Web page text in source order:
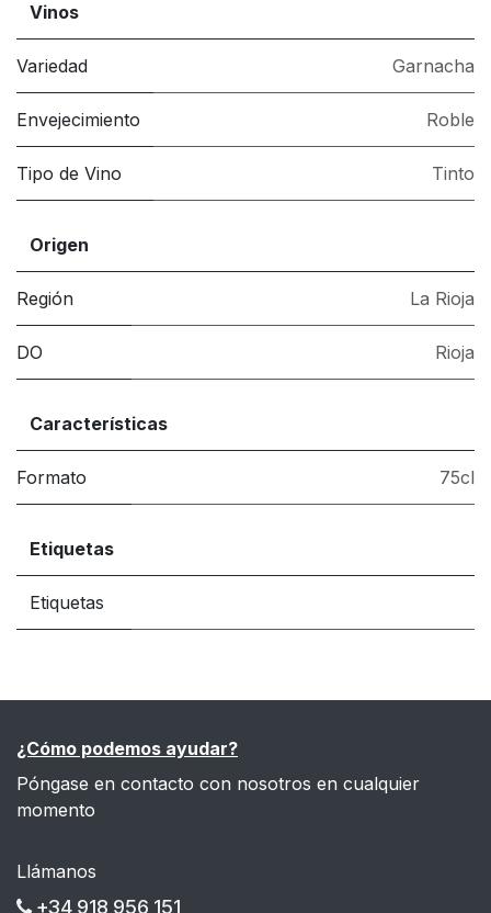
Vinos
Variedad Garnacha
Envejecimiento Roble
Tipo de Vino Tinto
Origen
Región La Rioja
DO Rioja
Características
Formato 75cl
Etiquetas
Etiquetas
¿Cómo podemos ayudar?
Póngase en contacto con nosotros en cualquier
momento
Llámanos
+34 918 956 151